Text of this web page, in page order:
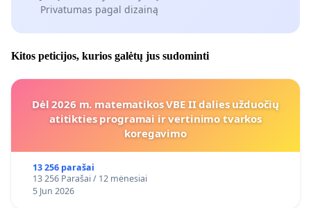
Privatumas pagal dizainą
Kitos peticijos, kurios galėtų jus sudominti
Dėl 2026 m. matematikos VBE II dalies užduočių
atitikties programai ir vertinimo tvarkos
koregavimo
13 256 parašai
13 256 Parašai / 12 mėnesiai
5 Jun 2026